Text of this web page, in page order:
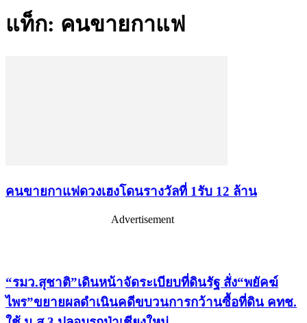
แท็ก: คนขายกาแฟ
คนขายกาแฟดวงเฮงโดนรางวัลที่ 1รับ 12 ล้าน
Advertisement
“รมว.สุชาติ”เดินหน้าจัดระเบียบที่ดินรัฐ สั่ง“พยัคฆ์
ไพร”ขยายผลดำเนินคดีขบวนการกว้านซื้อที่ดิน คทช.